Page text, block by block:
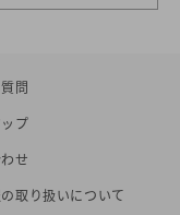
問
プ
せ
取り扱いについて